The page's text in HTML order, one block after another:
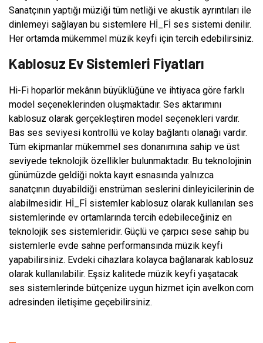
Sanatçının yaptığı müziği tüm netliği ve akustik ayrıntıları ile
dinlemeyi sağlayan bu sistemlere Hİ_Fİ ses sistemi denilir.
Her ortamda mükemmel müzik keyfi için tercih edebilirsiniz.
Kablosuz Ev Sistemleri Fiyatları
Hi-Fi hoparlör mekânın büyüklüğüne ve ihtiyaca göre farklı
model seçeneklerinden oluşmaktadır. Ses aktarımını
kablosuz olarak gerçekleştiren model seçenekleri vardır.
Bas ses seviyesi kontrollü ve kolay bağlantı olanağı vardır.
Tüm ekipmanlar mükemmel ses donanımına sahip ve üst
seviyede teknolojik özellikler bulunmaktadır. Bu teknolojinin
günümüzde geldiği nokta kayıt esnasında yalnızca
sanatçının duyabildiği enstrüman seslerini dinleyicilerinin de
alabilmesidir. Hİ_Fİ sistemler kablosuz olarak kullanılan ses
sistemlerinde ev ortamlarında tercih edebileceğiniz en
teknolojik ses sistemleridir. Güçlü ve çarpıcı sese sahip bu
sistemlerle evde sahne performansında müzik keyfi
yapabilirsiniz. Evdeki cihazlara kolayca bağlanarak kablosuz
olarak kullanılabilir. Eşsiz kalitede müzik keyfi yaşatacak
ses sistemlerinde bütçenize uygun hizmet için avelkon.com
adresinden iletişime geçebilirsiniz.